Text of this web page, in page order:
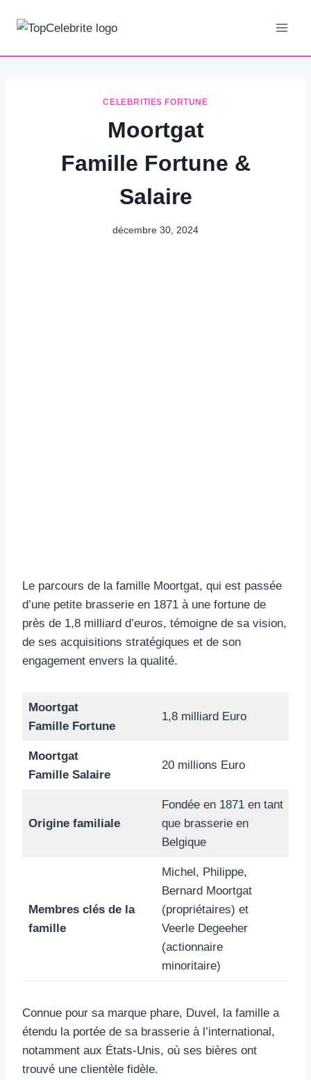
CELEBRITIES FORTUNE
Moortgat
Famille Fortune &
Salaire
décembre 30, 2024
Le parcours de la famille Moortgat, qui est passée
d’une petite brasserie en 1871 à une fortune de
près de 1,8 milliard d’euros, témoigne de sa vision,
de ses acquisitions stratégiques et de son
engagement envers la qualité.
Moortgat
Famille Fortune
1,8 milliard Euro
Moortgat
Famille Salaire
20 millions Euro
Origine familiale
Fondée en 1871 en tant
que brasserie en
Belgique
Membres clés de la
famille
Michel, Philippe,
Bernard Moortgat
(propriétaires) et
Veerle Degeeher
(actionnaire
minoritaire)
Connue pour sa marque phare, Duvel, la famille a
étendu la portée de sa brasserie à l’international,
notamment aux États-Unis, où ses bières ont
trouvé une clientèle fidèle.